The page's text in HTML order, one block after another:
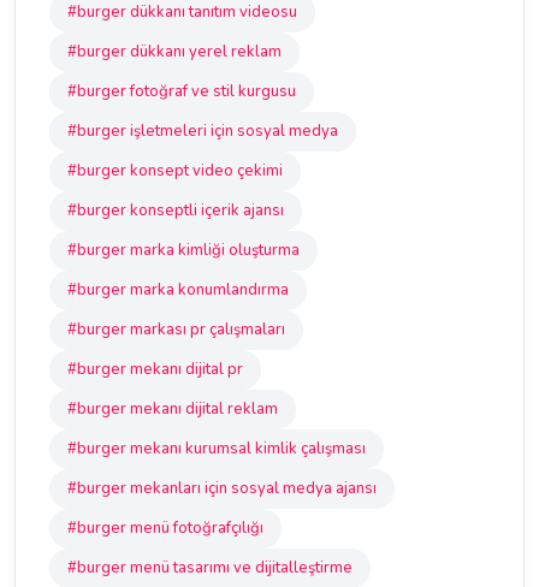
#burger dükkanı tanıtım videosu
#burger dükkanı yerel reklam
#burger fotoğraf ve stil kurgusu
#burger işletmeleri için sosyal medya
#burger konsept video çekimi
#burger konseptli içerik ajansı
#burger marka kimliği oluşturma
#burger marka konumlandırma
#burger markası pr çalışmaları
#burger mekanı dijital pr
#burger mekanı dijital reklam
#burger mekanı kurumsal kimlik çalışması
#burger mekanları için sosyal medya ajansı
#burger menü fotoğrafçılığı
#burger menü tasarımı ve dijitalleştirme